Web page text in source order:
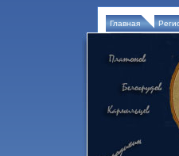
Главная